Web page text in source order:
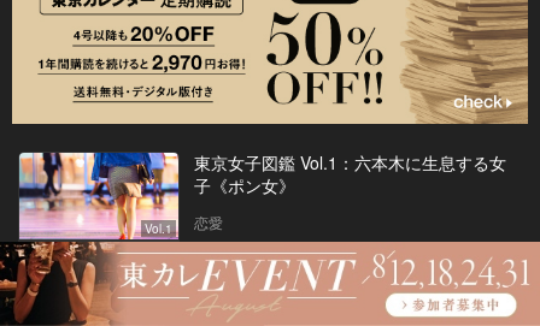
Vol.1
東京女子図鑑
東京女子図鑑 Vol.1：六本木に生息する女
子《ポン女》
恋愛
数々の試練を乗り越え、夫婦が見つけた答